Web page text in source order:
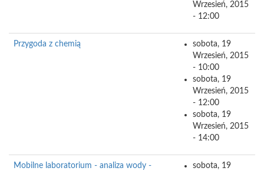
Wrzesień, 2015
- 12:00
Przygoda z chemią
sobota, 19
Wrzesień, 2015
- 10:00
sobota, 19
Wrzesień, 2015
- 12:00
sobota, 19
Wrzesień, 2015
- 14:00
Mobilne laboratorium - analiza wody -
sobota, 19